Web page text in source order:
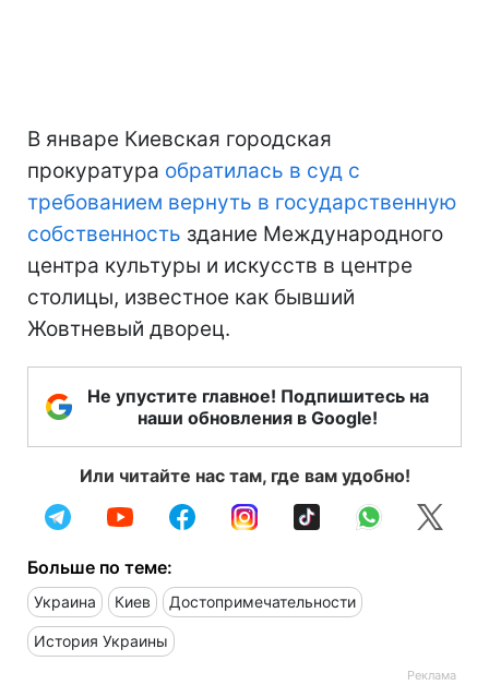
В январе Киевская городская
прокуратура обратилась в суд с
требованием вернуть в государственную
собственность здание Международного
центра культуры и искусств в центре
столицы, известное как бывший
Жовтневый дворец.
Не упустите главное! Подпишитесь на
наши обновления в Google!
Или читайте нас там, где вам удобно!
Больше по теме:
Украина Киев Достопримечательности
История Украины